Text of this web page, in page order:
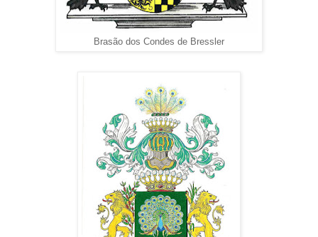
Brasão dos Condes de Bressler